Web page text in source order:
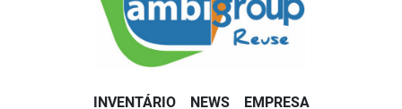
INVENTÁRIO NEWS EMPRESA